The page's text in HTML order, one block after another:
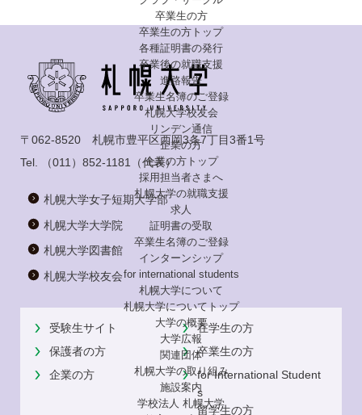
卒業生の方
卒業生の方トップ
各種証明書の発行
卒業後の就職支援
進路報告
卒業生名簿のご登録
札幌大学校友会
リンデン通信
企業の方
企業の方トップ
採用担当者さまへ
札幌大学の就職支援
求人
証明書の受取
卒業生名簿のご登録
インターンシップ
for international students
札幌大学について
札幌大学についてトップ
大学の概要
大学広報
関連団体
札幌大学の取り組み
施設案内
学校法人 札幌大学
〒062-8520 札幌市豊平区西岡3条7丁目3番1号
Tel.
（011）852-1181 （代表）
札幌大学女子短期大学部
札幌大学大学院
札幌大学図書館
札幌大学校友会
受験生サイト
在学生の方
保護者の方
卒業生の方
企業の方
for International Student
s
留学生の方